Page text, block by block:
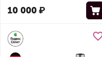
10 000₽